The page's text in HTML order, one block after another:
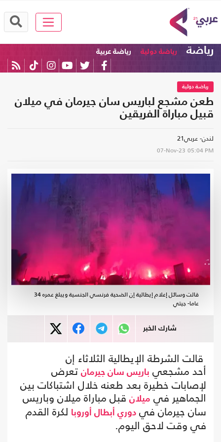
رياضة رياضة دولية رياضة عربية
رياضة دولية
طعن مشجع لباريس سان جيرمان في ميلان
قبيل مباراة الفريقين
لندن- عربي21
07-Nov-23 05:04 PM
قالت وسائل إعلام إيطالية إن الضحية فرنسي الجنسية ويبلغ عمره 34
عاما- جيتي
شارك الخبر
قالت الشرطة الإيطالية الثلاثاء إن
أحد مشجعي باريس سان جيرمان تعرض
لإصابات خطيرة بعد طعنه خلال اشتباكات بين
الجماهير في ميلان قبل مباراة ميلان وباريس
سان جيرمان في دوري أبطال أوروبا لكرة القدم
في وقت لاحق اليوم.